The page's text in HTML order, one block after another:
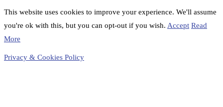
This website uses cookies to improve your experience. We'll assume
you're ok with this, but you can opt-out if you wish. Accept Read
More
Privacy & Cookies Policy